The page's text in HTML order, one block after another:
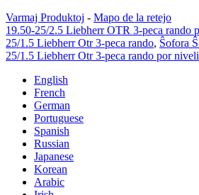
Varmaj Produktoj - Mapo de la retejo
19.50-25/2.5 Liebherr OTR 3-peca rando
25/1.5 Liebherr Otr 3-peca rando, Ŝofora
25/1.5 Liebherr Otr 3-peca rando por
English
French
German
Portuguese
Spanish
Russian
Japanese
Korean
Arabic